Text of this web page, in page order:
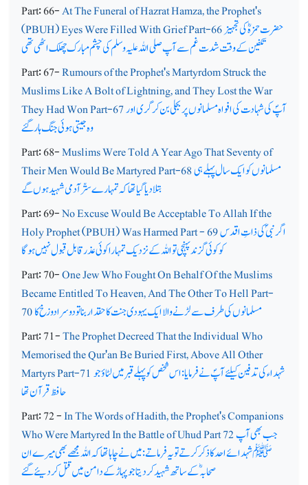
Part: 66-At The Funeral of Hazrat Hamza, the Prophet's
(PBUH) Eyes Were Filled With Grief Part-66حضرت حمزہؓ کی تجہیز
تکفین کے وقت شدت غم سے آپ صلی اللہ علیہ وسلم کی چشم مبارک چھلک اٹھی تھی
Part: 67-Rumours of the Prophet's Martyrdom Struck the
Muslims Like A Bolt of Lightning, and They Lost the War
They Had Won Part-67آپؐ کی شہادت کی افواہ مسلمانوں پر بجلی بن کر گری اور
وہ جیتی ہوئی جنگ ہار گئے
Part: 68-Muslims Were Told A Year Ago That Seventy of
Their Men Would Be Martyred Part-68مسلمانوں کو ایک سال پہلے ہی
بتلا دیا گیا تھا کہ تمہارے ستّر آدمی شہید ہوں گے
Part: 69-No Excuse Would Be Acceptable To Allah If the
Holy Prophet (PBUH) Was Harmed Part - 69اگر نبیؐ کی ذاتِ اقدس
کو کوئی گزند پہنچی تو اللہ کے نزدیک تمہارا کوئی عذر قابل قبول نہیں ہوگا
Part: 70-One Jew Who Fought On Behalf Of the Muslims
Became Entitled To Heaven, And The Other To Hell Part-
70مسلمانوں کی طرف سےلڑنے والا ایک یہودی جنت کا حقدار بنا تو دوسرا دوزخ کا
Part: 71-The Prophet Decreed That the Individual Who
Memorised the Qur'an Be Buried First, Above All Other
Martyrs Part-71شہداء کی تدفین کیلئے آپؐ نے فرمایا: اس شخص کو پہلے قبر میں لٹاؤ جو
حافظ قرآن تھا
Part: 72 -In The Words of Hadith, the Prophet's Companions
Who Were Martyred In the Battle of Uhud Part 72جب بھی آپ
ﷺ شہدائے احد کا ذکر کرتے تو یہ فرماتے: میں نے چاہا تھا کہ اللہ مجھے بھی میرے ان
صحابہؓ کے ساتھ شہید کردیتا جو پہاڑ کے دامن میں قتل کردیئے گئے